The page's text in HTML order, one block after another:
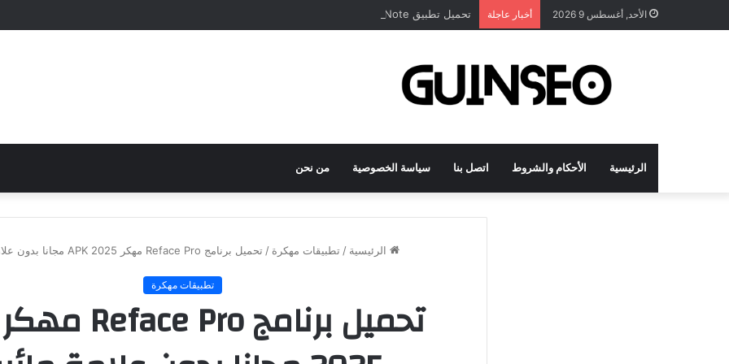
الأحد, أغسطس 9 2026 أخبار عاجلة تحميل تطبيق DrawNote مهكر 2026 النسخة المدفوعة للأندرويد مجاناً
الرئيسية الأحكام والشروط اتصل بنا سياسة الخصوصية من نحن
الرئيسية / تطبيقات مهكرة / تحميل برنامج Reface Pro مهكر APK 2025 مجانا بدون علامة مائية
تطبيقات مهكرة